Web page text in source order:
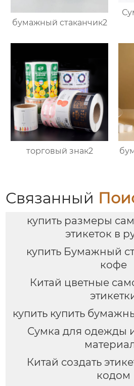
бумажный стаканчик2
торговый знак2
Связанный
купить размеры
этикеток в
купить Бумажный
кофе
Китай цветные
купить купить
Сумка для одежды
Китай создать
кодом